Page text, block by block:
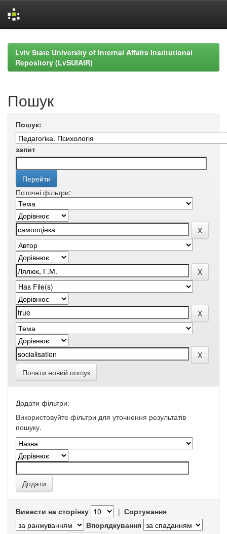
navigationLviv State University of Internal Affairs Institutional
Repository (LvSUIAIR)
Пошук
Пошук:
запит
Поточні фільтри:
Почати новий пошук
Додати фільтри:
Використовуйте фільтри для уточнення результатів
пошуку.
Вивести на сторінку | Сортування
Впорядкування